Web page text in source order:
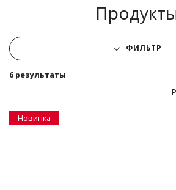
ФИЛЬТР
6 результаты
Новинка